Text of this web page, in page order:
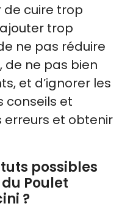
de cuire trop
trop
ne pas réduire
de ne pas bien
et d’ignorer les
conseils et
erreurs et obtenir
possibles
Poulet
?